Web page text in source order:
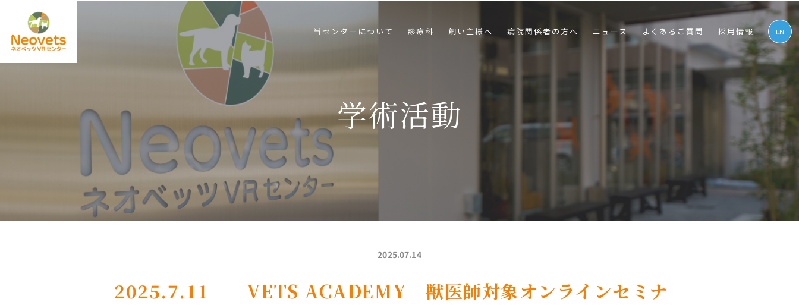
当センターについて 診療科 飼い主様へ 病院関係者の⽅へ ニュース よくあるご質問 採⽤情報 EN
学術活動
2025.07.14
2025.7.11 VETS ACADEMY 獣医師対象オンラインセミナ